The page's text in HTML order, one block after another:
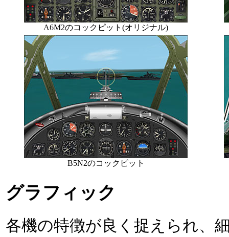
A6M2のコックピット(オリジナル)
B5N2のコックピット
グラフィック
各機の特徴が良く捉えられ、